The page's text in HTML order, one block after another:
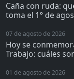
Caña con ruda:
toma el 1° de
07 de agosto de 2026
Hoy se
Trabajo: cuáles
01 de agosto de 2026